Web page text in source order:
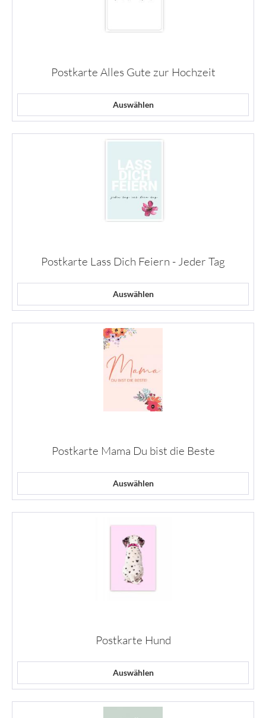
Postkarte Alles Gute zur Hochzeit
Auswählen
Postkarte Lass Dich Feiern - Jeder Tag
Auswählen
Postkarte Mama Du bist die Beste
Auswählen
Postkarte Hund
Auswählen